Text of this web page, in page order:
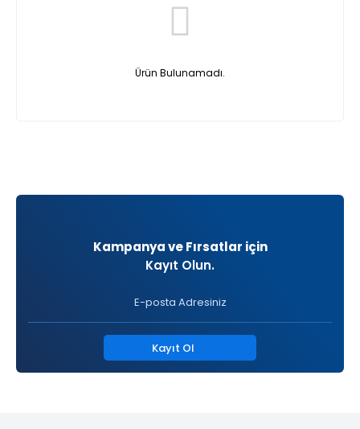
Ürün Bulunamadı.
Kampanya ve Fırsatlar için
Kayıt Olun.
Kayıt Ol